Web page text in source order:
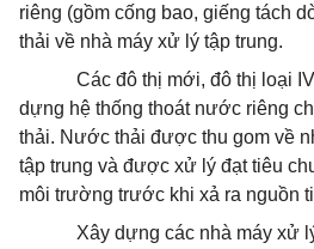
riêng (gồm cống bao, giếng tách
thải về nhà máy xử lý tập trung.
Các đô thị mới, đô thị loại
dựng hệ thống thoátnước riêng
thải. Nước thải được thu gom về
tập trung và được xử lý đạt tiêu
môi trường trước khi xả ra nguồn
Xây dựng các nhà máy xử